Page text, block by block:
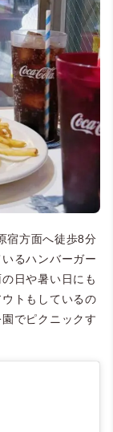
宿方面へ徒歩8分
るハンバーガー
日や暑い日にも
トもしているの
でピクニックす